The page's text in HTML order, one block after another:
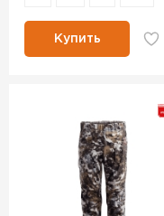
Купить